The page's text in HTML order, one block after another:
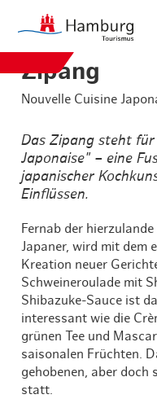
Zipang
Nouvelle Cuisine
Das Zipang steht für
Japonaise" – eine
japanischer
Einflüssen.
Fernab der
Japaner, wird mit dem
Kreation neuer
Schweineroulade mit
Shibazuke-Sauce ist
interessant wie die
grünen Tee und
saisonalen Früchten.
gehobenen, aber doch
statt.